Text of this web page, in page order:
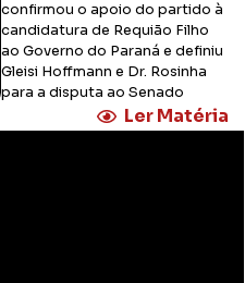
confirmou o apoio do partido à
candidatura de Requião Filho
ao Governo do Paraná e definiu
Gleisi Hoffmann e Dr. Rosinha
para a disputa ao Senado
Ler Matéria